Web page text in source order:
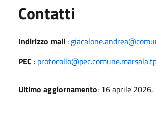
Contatti
Indirizzo mail :
PEC :
Ultimo aggiornamento: 16 aprile 2026,